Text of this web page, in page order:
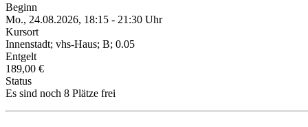
Beginn
Mo., 24.08.2026, 18:15 - 21:30 Uhr
Kursort
Innenstadt; vhs-Haus; B; 0.05
Entgelt
189,00 €
Status
Es sind noch 8 Plätze frei